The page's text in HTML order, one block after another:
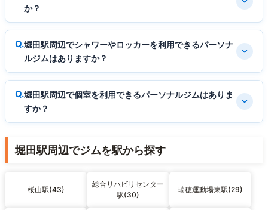
か？
堀田駅周辺でシャワーやロッカーを利用できるパーソナ
ルジムはありますか？
堀田駅周辺で個室を利用できるパーソナルジムはありま
すか？
堀田駅周辺でジムを駅から探す
桜山駅(43)
総合リハビリセンター
駅(30)
瑞穂運動場東駅(29)